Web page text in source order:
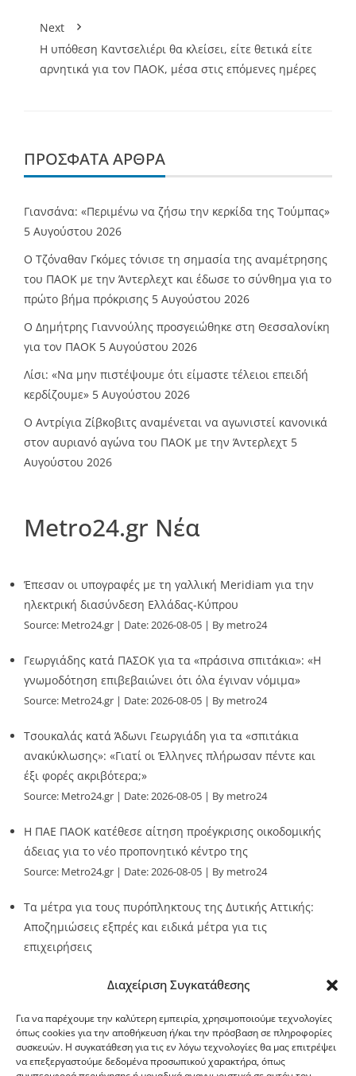
Διαχείριση Συγκατάθεσης
Για να παρέχουμε την καλύτερη εμπειρία, χρησιμοποιούμε τεχνολογίες
όπως cookies για την αποθήκευση ή/και την πρόσβαση σε πληροφορίες
συσκευών. Η συγκατάθεση για τις εν λόγω τεχνολογίες θα μας επιτρέψει
να επεξεργαστούμε δεδομένα προσωπικού χαρακτήρα, όπως
Next
Η υπόθεση Καντσελιέρι θα κλείσει, είτε θετικά είτε
αρνητικά για τον ΠΑΟΚ, μέσα στις επόμενες ημέρες
ΠΡΌΣΦΑΤΑ ΆΡΘΡΑ
Γιανσάνα: «Περιμένω να ζήσω την κερκίδα της Τούμπας»
5 Αυγούστου 2026
Ο Τζόναθαν Γκόμες τόνισε τη σημασία της αναμέτρησης
του ΠΑΟΚ με την Άντερλεχτ και έδωσε το σύνθημα για το
πρώτο βήμα πρόκρισης 5 Αυγούστου 2026
Ο Δημήτρης Γιαννούλης προσγειώθηκε στη Θεσσαλονίκη
για τον ΠΑΟΚ 5 Αυγούστου 2026
Λίσι: «Να μην πιστέψουμε ότι είμαστε τέλειοι επειδή
κερδίζουμε» 5 Αυγούστου 2026
Ο Αντρίγια Ζίβκοβιτς αναμένεται να αγωνιστεί κανονικά
στον αυριανό αγώνα του ΠΑΟΚ με την Άντερλεχτ 5
Αυγούστου 2026
Metro24.gr Νέα
Έπεσαν οι υπογραφές με τη γαλλική Meridiam για την
ηλεκτρική διασύνδεση Ελλάδας-Κύπρου
Source: Metro24.gr Date: 2026-08-05 By metro24
Γεωργιάδης κατά ΠΑΣΟΚ για τα «πράσινα σπιτάκια»: «Η
γνωμοδότηση επιβεβαιώνει ότι όλα έγιναν νόμιμα»
Source: Metro24.gr Date: 2026-08-05 By metro24
Τσουκαλάς κατά Άδωνι Γεωργιάδη για τα «σπιτάκια
ανακύκλωσης»: «Γιατί οι Έλληνες πλήρωσαν πέντε και
έξι φορές ακριβότερα;»
Source: Metro24.gr Date: 2026-08-05 By metro24
Η ΠΑΕ ΠΑΟΚ κατέθεσε αίτηση προέγκρισης οικοδομικής
άδειας για το νέο προπονητικό κέντρο της
Source: Metro24.gr Date: 2026-08-05 By metro24
Τα μέτρα για τους πυρόπληκτους της Δυτικής Αττικής:
Αποζημιώσεις εξπρές και ειδικά μέτρα για τις
επιχειρήσεις